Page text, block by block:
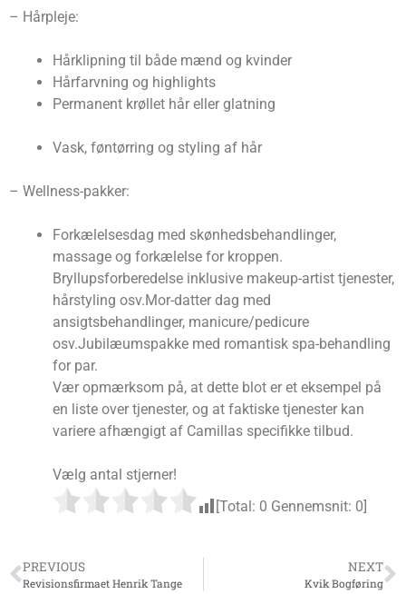
– Hårpleje:
Hårklipning til både mænd og kvinder
Hårfarvning og highlights
Permanent krøllet hår eller glatning
Vask, føntørring og styling af hår
– Wellness-pakker:
Forkælelsesdag med skønhedsbehandlinger,
massage og forkælelse for kroppen.
Bryllupsforberedelse inklusive makeup-artist tjenester,
hårstyling osv.Mor-datter dag med
ansigtsbehandlinger, manicure/pedicure
osv.Jubilæumspakke med romantisk spa-behandling
for par.
Vær opmærksom på, at dette blot er et eksempel på
en liste over tjenester, og at faktiske tjenester kan
variere afhængigt af Camillas specifikke tilbud.
Vælg antal stjerner!
[Total: 0 Gennemsnit: 0
PREVIOUS
Revisionsfirmaet Henrik Tange
NEXT
Kvik Bogføring